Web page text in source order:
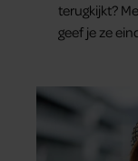
terugkijkt?
geef je ze